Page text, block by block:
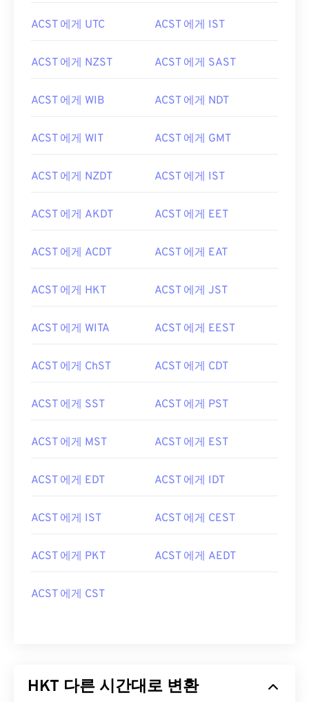
ACST 에게 UTC ACST 에게 IST
ACST 에게 NZST ACST 에게 SAST
ACST 에게 WIB ACST 에게 NDT
ACST 에게 WIT ACST 에게 GMT
ACST 에게 NZDT ACST 에게 IST
ACST 에게 AKDT ACST 에게 EET
ACST 에게 ACDT ACST 에게 EAT
ACST 에게 HKT ACST 에게 JST
ACST 에게 WITA ACST 에게 EEST
ACST 에게 ChST ACST 에게 CDT
ACST 에게 SST ACST 에게 PST
ACST 에게 MST ACST 에게 EST
ACST 에게 EDT ACST 에게 IDT
ACST 에게 IST ACST 에게 CEST
ACST 에게 PKT ACST 에게 AEDT
ACST 에게 CST
HKT 다른 시간대로 변환